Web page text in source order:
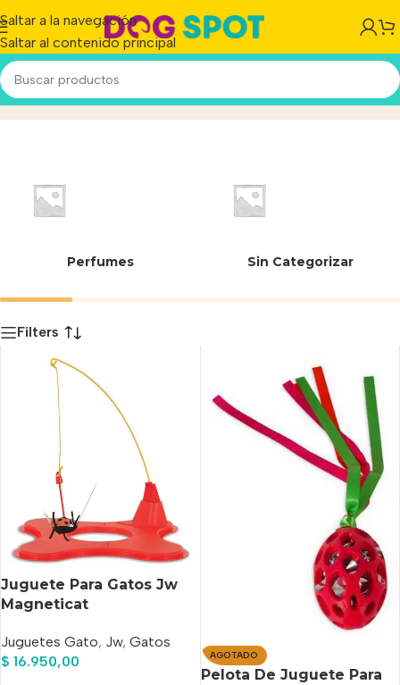
Saltar a la navegación
Saltar al contenido principal
JWInicio/Producto
Perfumes Sin Categorizar
Filters
Juguete Para Gatos Jw
Magneticat
Juguetes Gato, Jw, Gatos
$ 16.950,00 AGOTADO
Pelota De Juguete Para